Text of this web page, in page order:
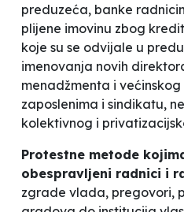
preduzeća, banke
plijene imovinu zbog
koje su se odvijale u
imenovanja novih
menadžmenta i
zaposlenima i sindikatu,
kolektivnog i
Protestne metode
obespravljeni radnici i
zgrade vlada, pregovori,